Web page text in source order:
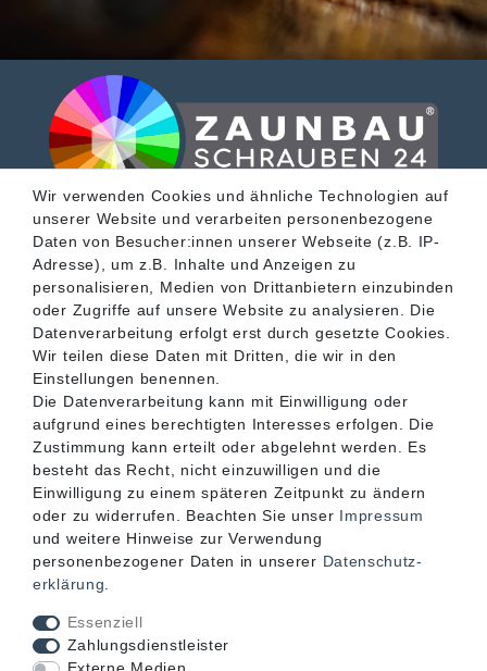
SERVICE
INFORMATIONEN
KONTAKT
Wir verwenden Cookies und ähnliche Technologien auf
unserer Website und verarbeiten personenbezogene
Daten von Besucher:innen unserer Webseite (z.B. IP-
Adresse), um z.B. Inhalte und Anzeigen zu
personalisieren, Medien von Drittanbietern einzubinden
oder Zugriffe auf unsere Website zu analysieren. Die
Datenverarbeitung erfolgt erst durch gesetzte Cookies.
Wir teilen diese Daten mit Dritten, die wir in den
Einstellungen benennen.
Die Datenverarbeitung kann mit Einwilligung oder
aufgrund eines berechtigten Interesses erfolgen. Die
Zustimmung kann erteilt oder abgelehnt werden. Es
besteht das Recht, nicht einzuwilligen und die
Einwilligung zu einem späteren Zeitpunkt zu ändern
oder zu widerrufen. Beachten Sie unser Impressum
und weitere Hinweise zur Verwendung
personenbezogener Daten in unserer Daten­schutz­
erklärung
Essenziell
Zahlungsdienstleister